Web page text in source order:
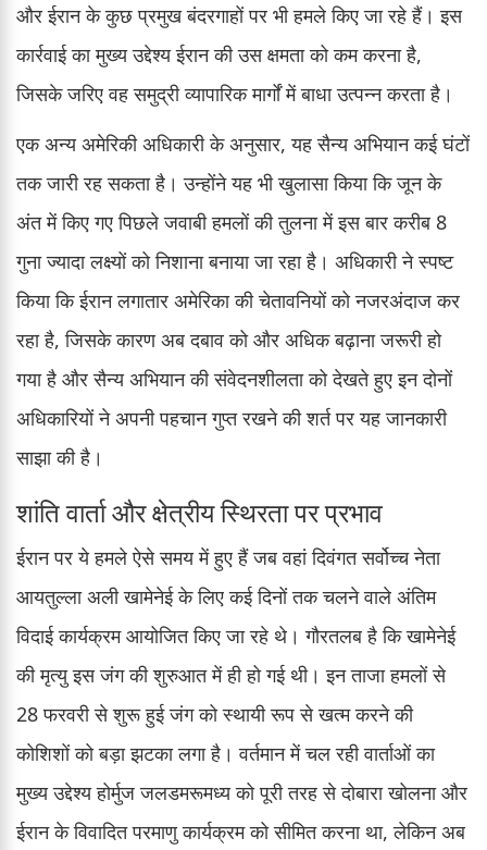
और ईरान के कुछ प्रमुख बंदरगाहों पर भी हमले किए जा रहे हैं। इस
कार्रवाई का मुख्य उद्देश्य ईरान की उस क्षमता को कम करना है,
जिसके जरिए वह समुद्री व्यापारिक मार्गों में बाधा उत्पन्न करता है।
एक अन्य अमेरिकी अधिकारी के अनुसार, यह सैन्य अभियान कई घंटों
तक जारी रह सकता है। उन्होंने यह भी खुलासा किया कि जून के
अंत में किए गए पिछले जवाबी हमलों की तुलना में इस बार करीब 8
गुना ज्यादा लक्ष्यों को निशाना बनाया जा रहा है। अधिकारी ने स्पष्ट
किया कि ईरान लगातार अमेरिका की चेतावनियों को नजरअंदाज कर
रहा है, जिसके कारण अब दबाव को और अधिक बढ़ाना जरूरी हो
गया है और सैन्य अभियान की संवेदनशीलता को देखते हुए इन दोनों
अधिकारियों ने अपनी पहचान गुप्त रखने की शर्त पर यह जानकारी
साझा की है।
शांति वार्ता और क्षेत्रीय स्थिरता पर प्रभाव
ईरान पर ये हमले ऐसे समय में हुए हैं जब वहां दिवंगत सर्वोच्च नेता
आयतुल्ला अली खामेनेई के लिए कई दिनों तक चलने वाले अंतिम
विदाई कार्यक्रम आयोजित किए जा रहे थे। गौरतलब है कि खामेनेई
की मृत्यु इस जंग की शुरुआत में ही हो गई थी। इन ताजा हमलों से
28 फरवरी से शुरू हुई जंग को स्थायी रूप से खत्म करने की
कोशिशों को बड़ा झटका लगा है। वर्तमान में चल रही वार्ताओं का
मुख्य उद्देश्य होर्मुज जलडमरूमध्य को पूरी तरह से दोबारा खोलना और
ईरान के विवादित परमाणु कार्यक्रम को सीमित करना था, लेकिन अब